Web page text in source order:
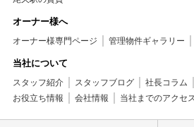
オーナー様へ
オーナー様専門ページ 管理物件ギャラリー
当社について
スタッフ紹介 スタッフブログ 社長コラム
お役立ち情報
会社情報 当社までのアクセス